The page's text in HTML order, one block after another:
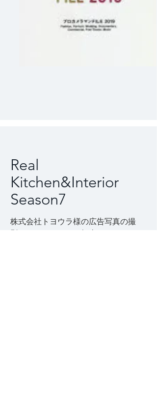
​Real
Kitchen&Interior
Season7
株式会社トヨウラ様の広告写真の撮
影ディレクションを担当させて頂き